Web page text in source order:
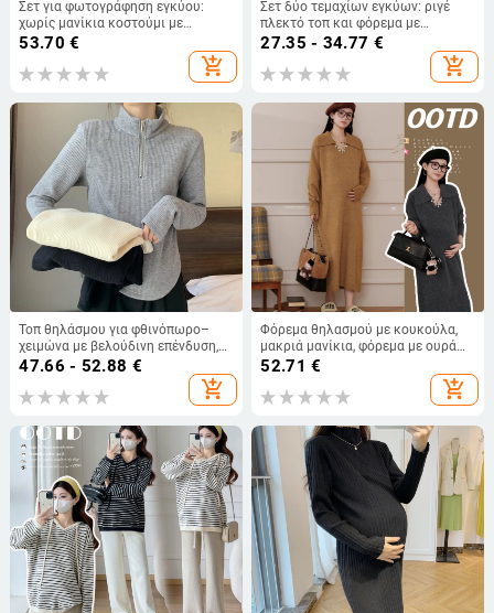
Σετ για φωτογράφηση εγκύου:
χωρίς μανίκια κοστούμι με
φούστα, φούστα μεσαίου μήκους,
κομψό στυλ γραφείου, Έκδοση
2025
53.70 €
add_shopping_cart
Σετ δύο τεμαχίων εγκύων: ριγέ
πλεκτό τοπ και φόρεμα με
τιράντες για φθινοπωρινό-
27.35 - 34.77 €
add_shopping_cart
Τοπ θηλάσμου για φθινόπωρο–
χειμώνα με βελούδινη επένδυση,
πουλόβερ με ημίψηλο λαιμό,
ρούχο θηλασμού για εξωτερική
χρήση μετά τον τοκετό
47.66 - 52.88 €
add_shopping_cart
Φόρεμα θηλασμού με κουκούλα,
μακριά μανίκια, φόρεμα με ουρά
ψαριού, άνοιγμα για θηλασμό,
52.71 €
add_shopping_cart